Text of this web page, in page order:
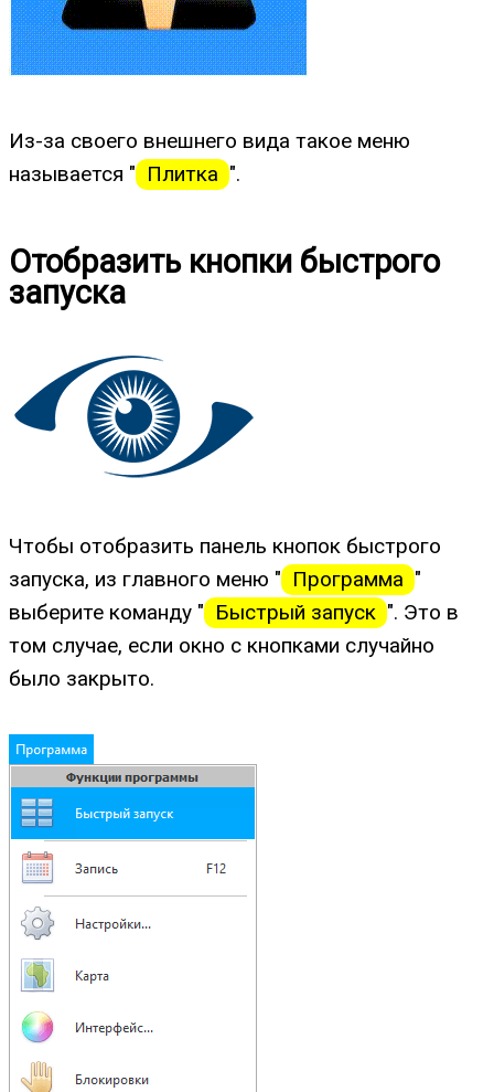
Из-за своего внешнего вида такое меню
называется " Плитка ".
Отобразить кнопки быстрого
запуска
Чтобы отобразить панель кнопок быстрого
запуска, из главного меню " Программа "
выберите команду " Быстрый запуск ". Это в
том случае, если окно с кнопками случайно
было закрыто.